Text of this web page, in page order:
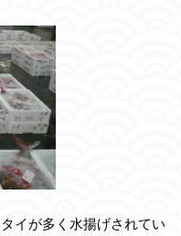
イが多く水揚げされてい